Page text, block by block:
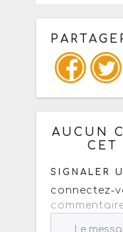
Copiez les
: mail /
AUCUN
CET
SIGNALER
connectez-